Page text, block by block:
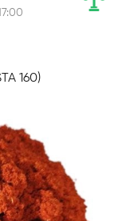
160)